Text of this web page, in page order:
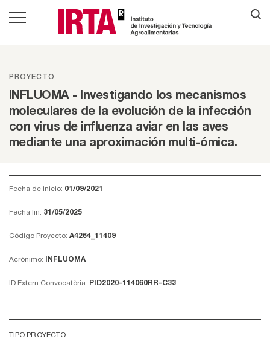
PROYECTO
INFLUOMA - Investigando los mecanismos
moleculares de la evolución de la infección
con virus de influenza aviar en las aves
mediante una aproximación multi-ómica.
Fecha de inicio: 01/09/2021
Fecha fin: 31/05/2025
Código Proyecto: A4264_11409
Acrónimo: INFLUOMA
ID Extern Convocatòria: PID2020-114060RR-C33
TIPO PROYECTO